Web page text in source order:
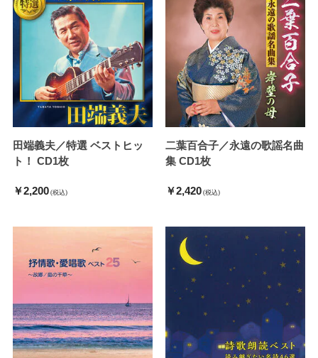
田端義夫／特選 ベストヒッ
ト！ CD1枚
￥2,200 (税込)
二葉百合子／永遠の歌謡名曲
集 CD1枚
￥2,420 (税込)